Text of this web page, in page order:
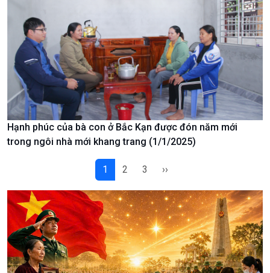
Góc nhìn VOV1
Bình luận
10 phút Sự kiện - Luận bàn
Câu chuyện thời sự
Dòng chảy sự kiện
Đối thoại
Diễn đàn chủ nhật
Hạnh phúc của bà con ở Bắc Kạn được đón năm mới
trong ngôi nhà mới khang trang (1/1/2025)
1 2 3 ››